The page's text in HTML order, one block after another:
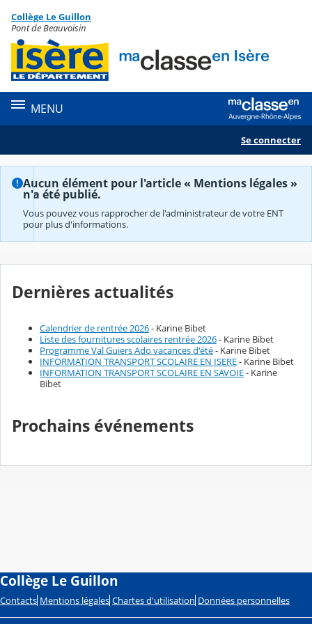
Contenu
Collège Le Guillon
Pont de Beauvoisin
MENU
Se connecter
Aucun élément pour l'article « Mentions légales »
n'a été publié.
Vous pouvez vous rapprocher de l'administrateur de votre ENT
pour plus d'informations.
Dernières actualités
Calendrier de rentrée 2026- Karine Bibet
Liste des fournitures scolaires rentrée 2026- Karine Bibet
Programme Val Guiers Ado vacances d'été- Karine Bibet
INFORMATION TRANSPORT SCOLAIRE EN ISERE- Karine Bibet
INFORMATION TRANSPORT SCOLAIRE EN SAVOIE- Karine
Bibet
Prochains événements
Collège Le Guillon
Contacts Mentions légales Chartes d'utilisation Données personnelles